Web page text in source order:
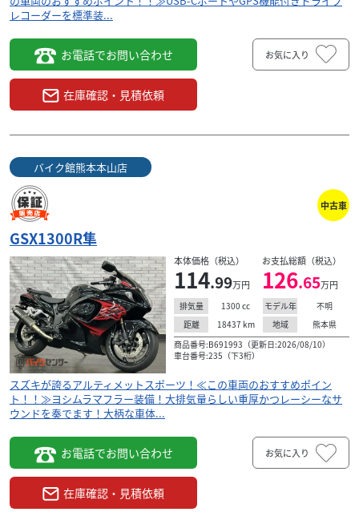
スズキ バイクショップ キラ
GSX750E-3型 ツキギデクスター集合管他希少な当時
物カ...
本体価格:145.00万円
熊本市南区にある当店は、希少な旧車や2ストバイク、カス
タム車を豊富に取り扱うバイク専門店です。原付から大型
バイクまで幅広く対応し、他店購入車でも高価買取可...
レコーダーを標準装...
お電話でお問い合わせ
在庫確認・見積依頼
お気に入り
バイク館熊本本山店
中古車
GSX1300R隼
本体価格（税込）
114.99万円
お支払総額（税込）
126.65万円
排気量 1300 cc モデル年
不明
距離
18437 km 地域
熊本県
商品番号:B691993（更新日:2026/08/10）
車台番号:235（下3桁）
スズキが誇るアルティメットスポーツ！≪この車両のおすすめポイン
ト！！≫ヨシムラマフラー装備！大排気量らしい重厚かつレーシーなサ
ウンドを奏でます！大柄な車体...
お電話でお問い合わせ
在庫確認・見積依頼
お気に入り